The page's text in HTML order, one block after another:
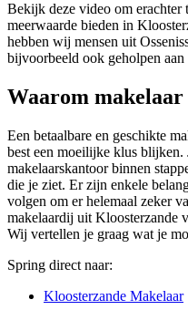
Bekijk deze video om erachter
meerwaarde bieden in
hebben wij mensen uit
bijvoorbeeld ook geholpen aan
Waarom
Een betaalbare en geschikte
best een moeilijke klus blijken.
makelaarskantoor binnen
die je ziet. Er zijn enkele
volgen om er helemaal zeker
makelaardij uit Kloosterzande
Wij vertellen je graag wat je
Spring direct naar:
Kloosterzande Makelaar